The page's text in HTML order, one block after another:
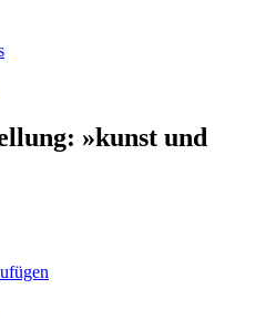
»kunst und